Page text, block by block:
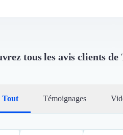
tous les avis clients de
Tout Témoignages